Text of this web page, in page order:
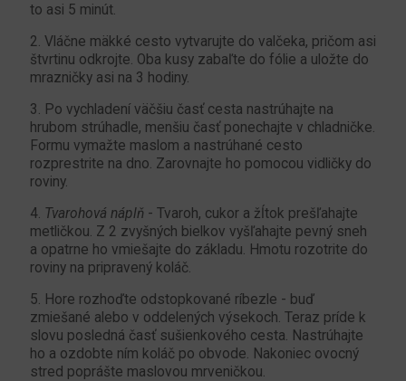
to asi 5 minút.
2. Vláčne mäkké cesto vytvarujte do valčeka, pričom asi
štvrtinu odkrojte. Oba kusy zabaľte do fólie a uložte do
mrazničky asi na 3 hodiny.
3. Po vychladení väčšiu časť cesta nastrúhajte na
hrubom strúhadle, menšiu časť ponechajte v chladničke.
Formu vymažte maslom a nastrúhané cesto
rozprestrite na dno. Zarovnajte ho pomocou vidličky do
roviny.
4. Tvarohová náplň - Tvaroh, cukor a žĺtok prešľahajte
metličkou. Z 2 zvyšných bielkov vyšľahajte pevný sneh
a opatrne ho vmiešajte do základu. Hmotu rozotrite do
roviny na pripravený koláč.
5. Hore rozhoďte odstopkované ríbezle - buď
zmiešané alebo v oddelených výsekoch. Teraz príde k
slovu posledná časť sušienkového cesta. Nastrúhajte
ho a ozdobte ním koláč po obvode. Nakoniec ovocný
stred poprášte maslovou mrveničkou.